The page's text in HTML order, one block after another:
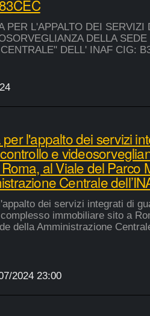
PER L'APPALTO DEI
DELLA SEDE
DELL' INAF CIG:
l'appalto dei servizi
e
al Viale del Parco
Centrale
dei servizi integrati di
immobiliare sito a
della Amministrazione
2024 23:00